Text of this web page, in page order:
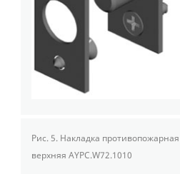
Рис. 5. Накладка
верхняя AYPC.W72.1010